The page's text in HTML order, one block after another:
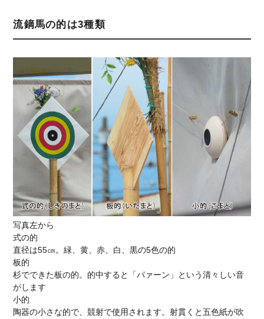
流鏑馬の的は3種類
写真左から
式の的
直径は55㎝。緑、黄、赤、白、黒の5色の的
板的
杉でできた板の的。的中すると「パァーン」という清々しい音
がします
小的
陶器の小さな的で、競射で使用されます。射貫くと五色紙が吹